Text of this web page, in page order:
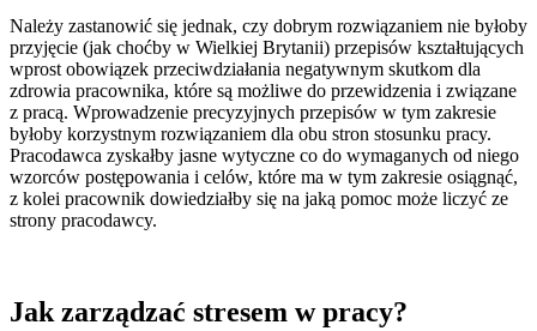
Należy zastanowić się jednak, czy dobrym rozwiązaniem nie byłoby
przyjęcie (jak choćby w Wielkiej Brytanii) przepisów kształtujących
wprost obowiązek przeciwdziałania negatywnym skutkom dla
zdrowia pracownika, które są możliwe do przewidzenia i związane
z pracą. Wprowadzenie precyzyjnych przepisów w tym zakresie
byłoby korzystnym rozwiązaniem dla obu stron stosunku pracy.
Pracodawca zyskałby jasne wytyczne co do wymaganych od niego
wzorców postępowania i celów, które ma w tym zakresie osiągnąć,
z kolei pracownik dowiedziałby się na jaką pomoc może liczyć ze
strony pracodawcy.
Jak zarządzać stresem w pracy?